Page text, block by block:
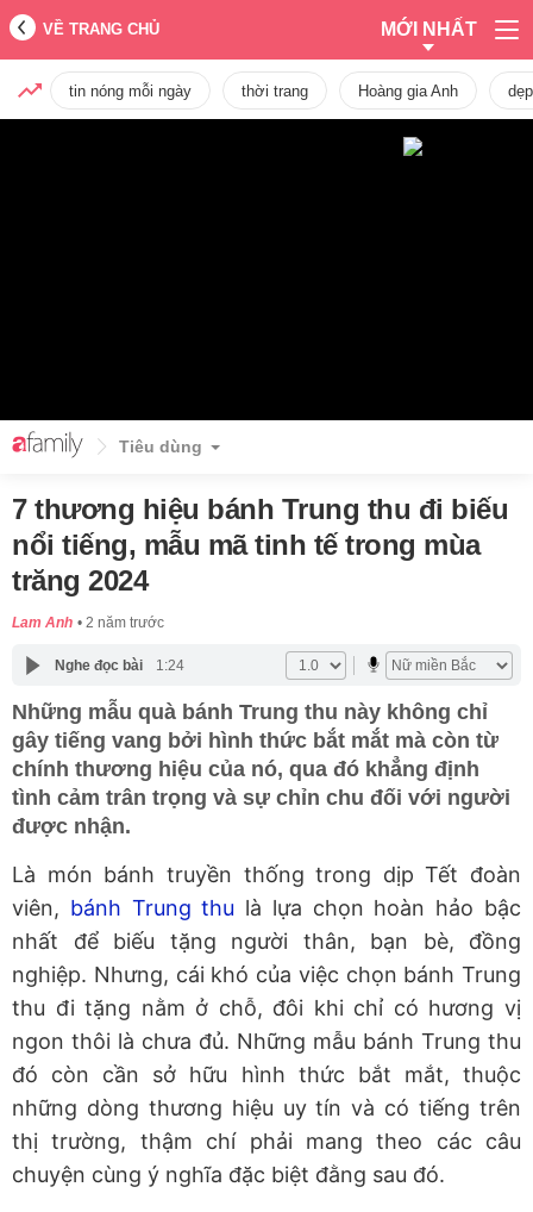
VỀ TRANG CHỦ MỚI NHẤT
tin nóng mỗi ngày thời trang Hoàng gia Anh dẹp
Tiêu dùng
7 thương hiệu bánh Trung thu đi biếu
nổi tiếng, mẫu mã tinh tế trong mùa
trăng 2024
Lam Anh 2 năm trước
Nghe đọc bài 1:24
Những mẫu quà bánh Trung thu này không chỉ
gây tiếng vang bởi hình thức bắt mắt mà còn từ
chính thương hiệu của nó, qua đó khẳng định
tình cảm trân trọng và sự chỉn chu đối với người
được nhận.
Là món bánh truyền thống trong dịp Tết đoàn
viên, bánh Trung thu là lựa chọn hoàn hảo bậc
nhất để biếu tặng người thân, bạn bè, đồng
nghiệp. Nhưng, cái khó của việc chọn bánh Trung
thu đi tặng nằm ở chỗ, đôi khi chỉ có hương vị
ngon thôi là chưa đủ. Những mẫu bánh Trung thu
đó còn cần sở hữu hình thức bắt mắt, thuộc
những dòng thương hiệu uy tín và có tiếng trên
thị trường, thậm chí phải mang theo các câu
chuyện cùng ý nghĩa đặc biệt đằng sau đó.